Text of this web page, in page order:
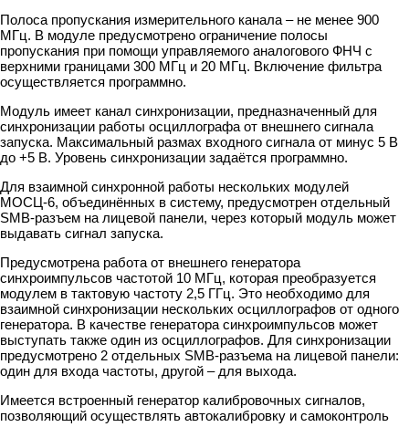
Полоса пропускания измерительного канала – не менее 900
МГц. В модуле предусмотрено ограничение полосы
пропускания при помощи управляемого аналогового ФНЧ с
верхними границами 300 МГц и 20 МГц. Включение фильтра
осуществляется программно.
Модуль имеет канал синхронизации, предназначенный для
синхронизации работы осциллографа от внешнего сигнала
запуска. Максимальный размах входного сигнала от минус 5 В
до +5 В. Уровень синхронизации задаётся программно.
Для взаимной синхронной работы нескольких модулей
МОСЦ-6, объединённых в систему, предусмотрен отдельный
SMB-разъем на лицевой панели, через который модуль может
выдавать сигнал запуска.
Предусмотрена работа от внешнего генератора
синхроимпульсов частотой 10 МГц, которая преобразуется
модулем в тактовую частоту 2,5 ГГц. Это необходимо для
взаимной синхронизации нескольких осциллографов от одного
генератора. В качестве генератора синхроимпульсов может
выступать также один из осциллографов. Для синхронизации
предусмотрено 2 отдельных SMB-разъема на лицевой панели:
один для входа частоты, другой – для выхода.
Имеется встроенный генератор калибровочных сигналов,
позволяющий осуществлять автокалибровку и самоконтроль